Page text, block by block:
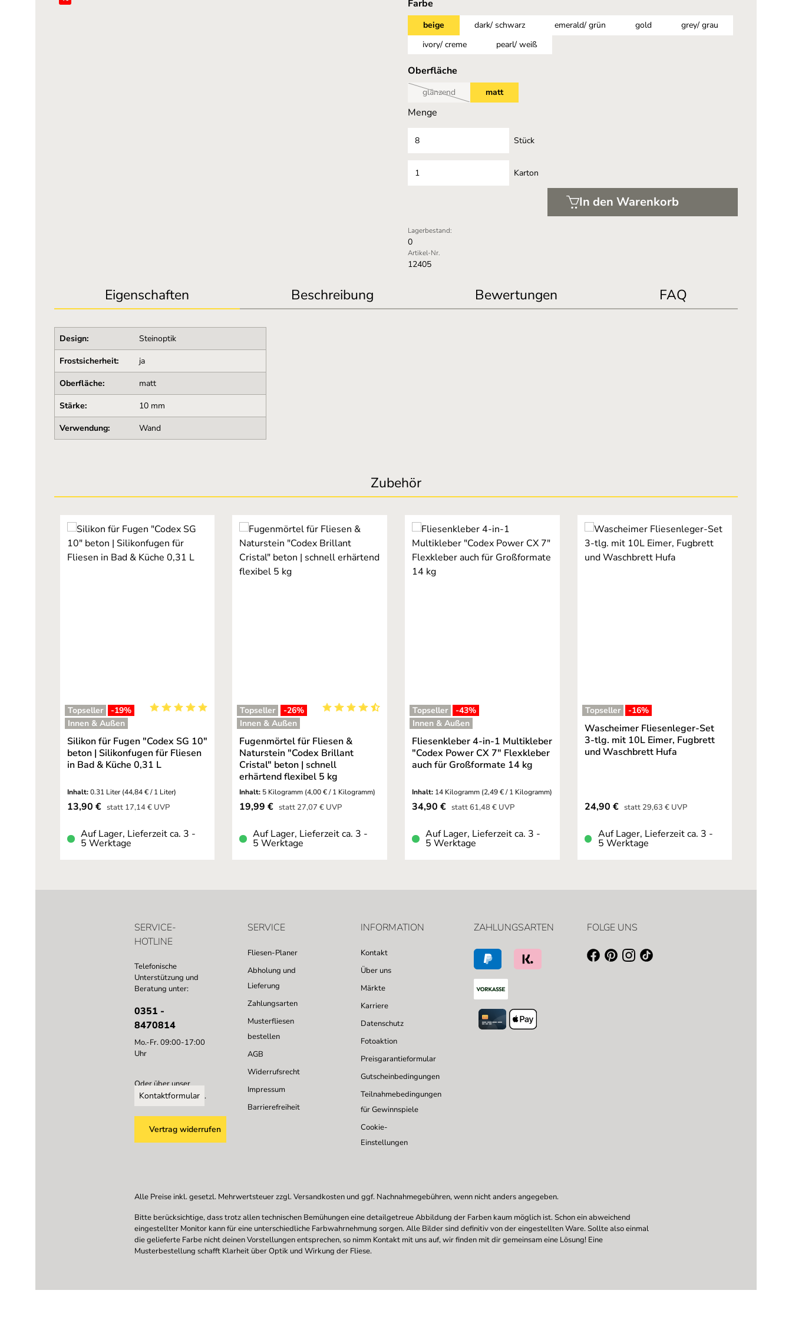
Farbe
beige dark/ schwarz emerald/ grün gold
grey/ grau
ivory/ creme
pearl/ weiß
Oberfläche
glänzend
(Diese Option ist zurzeit nicht verfügbar.)
matt
Menge
Stück
Karton
In den Warenkorb
Lagerbestand:
0
Artikel-Nr.
12405
Eigenschaften Beschreibung Bewertungen FAQ
Design:
Steinoptik
Frostsicherheit:
ja
Oberfläche:
matt
Stärke:
10 mm
Verwendung:
Wand
Zubehör
Produktgalerie überspringen
Topseller -19%
Innen & Außen
Durchschnittliche Bewertung von 5 von 5 Sternen
Silikon für Fugen "Codex SG 10"
beton | Silikonfugen für Fliesen
in Bad & Küche 0,31 L
Inhalt:0.31 Liter(44,84 € / 1 Liter)
Verkaufspreis:
13,90 € statt Regulärer Preis:
17,14 €UVP
Auf Lager, Lieferzeit ca. 3 -
5 Werktage
Topseller -26%
Innen & Außen
Durchschnittliche Bewertung von 4.95 von 5 Sternen
Fugenmörtel für Fliesen &
Naturstein "Codex Brillant
Cristal" beton | schnell
erhärtend flexibel 5 kg
Inhalt: 5 Kilogramm (4,00 € / 1 Kilogramm)
Verkaufspreis:
19,99 € statt Regulärer Preis:
27,07 € UVP
Auf Lager, Lieferzeit ca. 3 -
5 Werktage
Topseller -43%
Innen & Außen
Fliesenkleber 4-in-1 Multikleber
"Codex Power CX 7" Flexkleber
auch für Großformate 14 kg
Inhalt: 14 Kilogramm (2,49 € / 1 Kilogramm)
Verkaufspreis:
34,90 € stattRegulärer Preis:
61,48 € UVP
Auf Lager, Lieferzeit ca. 3 -
5 Werktage
Topseller -16%
Wascheimer Fliesenleger-Set
3-tlg. mit 10L Eimer, Fugbrett
und Waschbrett Hufa
Verkaufspreis:
24,90 € statt Regulärer Preis:
29,63 €UVP
Auf Lager, Lieferzeit ca. 3 -
5 Werktage
SERVICE-
HOTLINE
Telefonische
Unterstützung und
Beratung unter:
0351 -
8470814
Mo.-Fr. 09:00-17:00
Uhr
Oder über unser
Kontaktformular .
Vertrag widerrufen
SERVICE
Fliesen-Planer
Abholung und
Lieferung
Zahlungsarten
Musterfliesen
bestellen
AGB
Widerrufsrecht
Impressum
Barrierefreiheit
INFORMATION
Kontakt
Über uns
Märkte
Karriere
Datenschutz
Fotoaktion
Preisgarantieformular
Gutscheinbedingungen
Teilnahmebedingungen
für Gewinnspiele
Cookie-
Einstellungen
ZAHLUNGSARTEN FOLGE UNS
Alle Preise inkl. gesetzl. Mehrwertsteuer zzgl.Versandkosten und ggf. Nachnahmegebühren, wenn nicht anders angegeben.
Bitte berücksichtige, dass trotz allen technischen Bemühungen eine detailgetreue Abbildung der Farben kaum möglich ist. Schon ein abweichend
eingestellter Monitor kann für eine unterschiedliche Farbwahrnehmung sorgen. Alle Bilder sind definitiv von der eingestellten Ware. Sollte also einmal
die gelieferte Farbe nicht deinen Vorstellungen entsprechen, so nimm Kontakt mit uns auf, wir finden mit dir gemeinsam eine Lösung! Eine
Musterbestellung schafft Klarheit über Optik und Wirkung der Fliese.